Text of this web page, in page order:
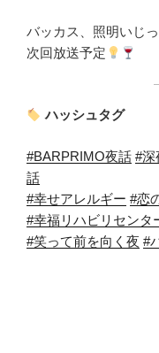
バッカス、照明いじ
次回放送予定
ハッシュタグ
#BARPRIMO夜話 #深
話
#幸せアレルギー #恋
#幸福リハビリセンタ
#笑って前を向く夜 #